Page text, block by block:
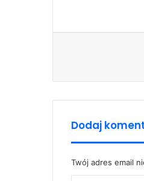
Dodaj
Twój adres email